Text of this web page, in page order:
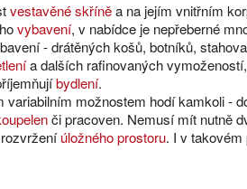
vestavěné skříněa na jejím vnitřním
vybavení, v nabídce je nepřeberné
- drátěných košů, botníků,
a dalších rafinovaných
bydlení.
možnostem hodí kamkoli -
či pracoven. Nemusí mít nutně
úložného prostoru. I v